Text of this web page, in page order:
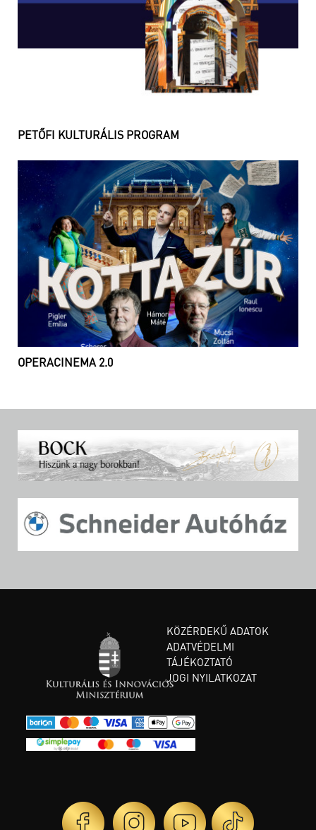
PETŐFI KULTURÁLIS PROGRAM
OPERACINEMA 2.0
KÖZÉRDEKŰ ADATOK
ADATVÉDELMI
TÁJÉKOZTATÓ
JOGI NYILATKOZAT